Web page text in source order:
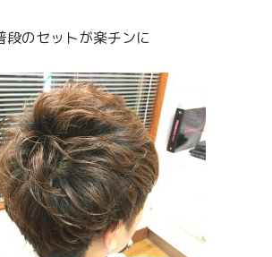
段のセットが楽チンに